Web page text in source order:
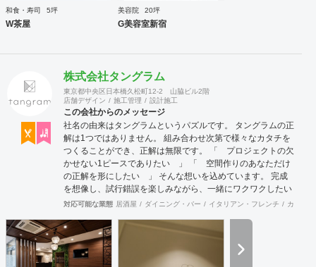
和食・寿司 5坪
W茶屋
美容院 20坪
G美容室新宿
株式会社タングラム
東京都中央区日本橋久松町12-2 山脇ビル2階
店舗デザイン
施工管理 設計施工
この会社からのメッセージ
社名の由来はタングラムというパズルです。 タングラムの正
解は1つではありません。 組み合わせ次第で様々なカタチを
つくることができ、正解は無限です。 「 プロジェクトの欠
かせない1ピースでありたい 」 「 空間作りのあなただけ
の正解を形にしたい 」 そんな想いを込めています。 完成
を想像し、試行錯誤を楽しみながら、 ​一緒にワクワクしたい
と思っています。
対応可能な業態 居酒屋 ダイニング・バー イタリアン・フレンチ カフェ